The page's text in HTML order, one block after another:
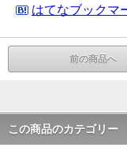
はてなブックマ
前の商品へ
この商品のカテゴリー